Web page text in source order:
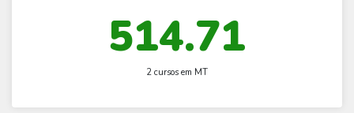
514.71
2 cursos em MT